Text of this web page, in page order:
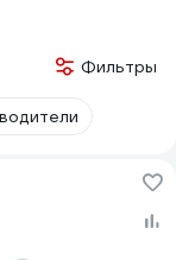
Фильтры